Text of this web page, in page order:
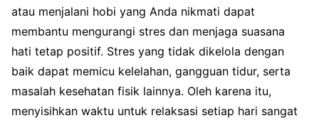
atau menjalani hobi yang Anda nikmati dapat
membantu mengurangi stres dan menjaga suasana
hati tetap positif. Stres yang tidak dikelola dengan
baik dapat memicu kelelahan, gangguan tidur, serta
masalah kesehatan fisik lainnya. Oleh karena itu,
menyisihkan waktu untuk relaksasi setiap hari sangat